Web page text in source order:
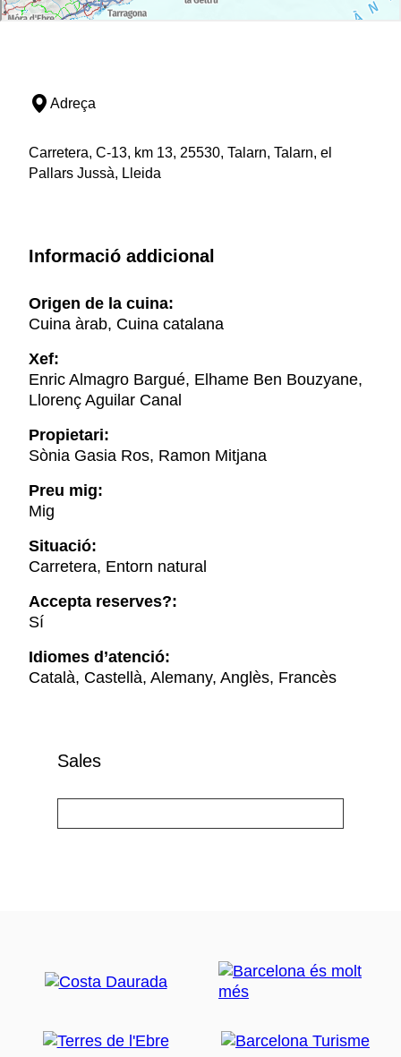
Adreça
Carretera, C-13, km 13, 25530, Talarn, Talarn, el
Pallars Jussà, Lleida
Informació addicional
Origen de la cuina:
Cuina àrab, Cuina catalana
Xef:
Enric Almagro Bargué, Elhame Ben Bouzyane,
Llorenç Aguilar Canal
Propietari:
Sònia Gasia Ros, Ramon Mitjana
Preu mig:
Mig
Situació:
Carretera, Entorn natural
Accepta reserves?:
Sí
Idiomes d’atenció:
Català, Castellà, Alemany, Anglès, Francès
Sales